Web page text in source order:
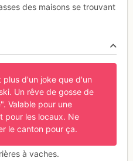
des maisons se trouvant
plus d'un joke que d'un
Un rêve de gosse de
Valable pour une
pour les locaux. Ne
le canton pour ça.
à vaches.